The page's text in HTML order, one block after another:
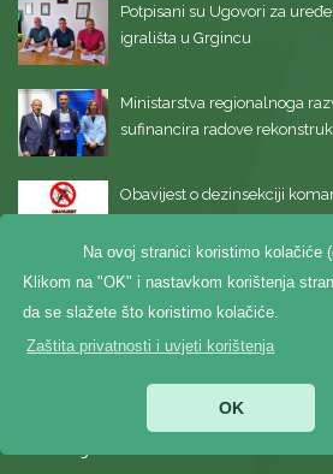
Na ovoj stranici koristimo kolačiće
Klikom na "OK" i nastavkom korištenja
da se slažete što koristimo kolačiće.
Zaštita privatnosti i uvjeti korištenja
OK
Potpisani su Ugovori za
igrališta u Grgincu
Ministarstva regionalnoga
sufinancira radove
Obavijest o dezinsekciji
Više od 59.000 eura za